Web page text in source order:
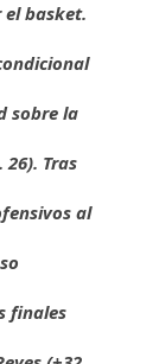
el basket.
sobre la
Tras
al
finales